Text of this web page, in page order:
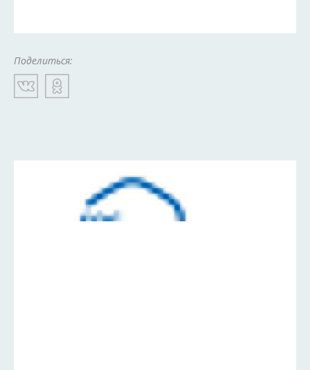
Поделиться: